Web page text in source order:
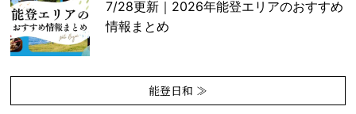
7/28更新｜2026年能登エリアのおすすめ
情報まとめ
能登日和 ≫